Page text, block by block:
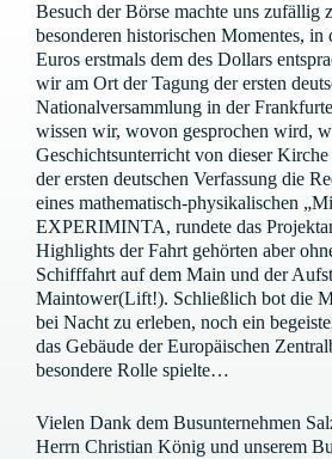
Besuch der Börse machte uns zufällig
besonderen historischen Momentes, in
Euros erstmals dem des Dollars
wir am Ort der Tagung der ersten
Nationalversammlung in der
wissen wir, wovon gesprochen wird,
Geschichtsunterricht von dieser
der ersten deutschen Verfassung die
eines mathematisch-physikalischen
EXPERIMINTA, rundete das
Highlights der Fahrt gehörten aber
Schifffahrt auf dem Main und der
Maintower(Lift!). Schließlich bot die
bei Nacht zu erleben, noch ein
das Gebäude der Europäischen
besondere Rolle spielte…
Vielen Dank dem Busunternehmen
Herrn Christian König und unserem